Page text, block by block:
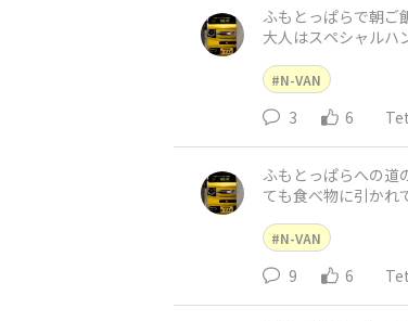
ふもとっぱらで朝ご飯だよー 日の
大人はスペシャルハンバーガー コレも下準備は自宅で済ませてあって ポテサラはパンで挟んで
N-VAN
3 6
ふもとっぱらへの道のり 浜松を出発し次に目指したのは ハンバーグで有名な[さわやか本店] 我が家は美味しい物があれば幸
ても食べ物に引かれてしまいます😍 見知らぬ地をナビ任せにひたすら走り 目的
N-VAN
9 6